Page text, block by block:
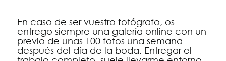
En caso de ser vuestro fotógrafo, os
entrego siempre una galería online con un
previo de unas 100 fotos una semana
después del día de la boda. Entregar el